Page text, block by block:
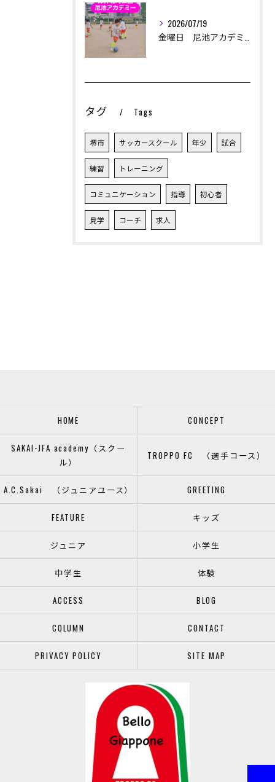
2026/07/19
タグ Tags
堺市 サッカースクール 年少 試合
練習 トレーニング
コミュニケーション 指導 初心者
見学 コーチ 求人
HOME CONCEPT
SAKAI-JFA academy（スクー
ル）
TROPPO FC （選手コース）
A.C.Sakai （ジュニアユース） GREETING
FEATURE キッズ
ジュニア 小学生
中学生 体験
ACCESS BLOG
COLUMN CONTACT
PRIVACY POLICY SITE MAP